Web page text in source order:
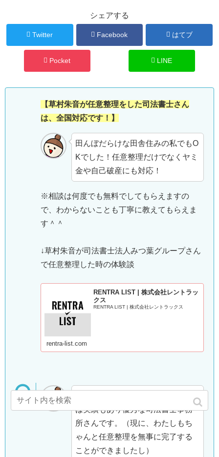
シェアする
Twitter Facebook はてブ
Pocket LINE
【草村朱音が任意整理をした司法書士さん
は、全国対応です！】
田んぼだらけな田舎住みの私でもO
Kでした！任意整理だけでなくヤミ
金や自己破産にも対応！
※相談は何度でも無料でしてもらえますの
で、わからないことも丁寧に教えてもらえま
す＾＾
↓草村朱音が司法書士法人みつ葉グループさん
で任意整理した時の体験談
RENTRA LIST | 株式会社レントラッ
クス
RENTRA LIST | 株式会社レントラックス
rentra-list.com
は実績もあり優秀な司法書士事務
所さんです。（現に、わたしもち
ゃんと任意整理を無事に完了する
ことができましたし）